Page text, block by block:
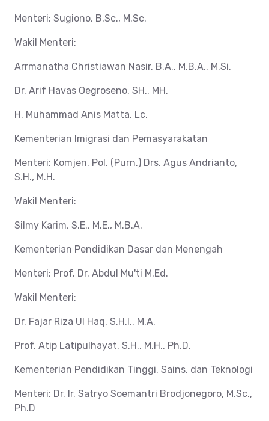
Menteri: Sugiono, B.Sc., M.Sc.
Wakil Menteri:
Arrmanatha Christiawan Nasir, B.A., M.B.A., M.Si.
Dr. Arif Havas Oegroseno, SH., MH.
H. Muhammad Anis Matta, Lc.
Kementerian Imigrasi dan Pemasyarakatan
Menteri: Komjen. Pol. (Purn.) Drs. Agus Andrianto,
S.H., M.H.
Wakil Menteri:
Silmy Karim, S.E., M.E., M.B.A.
Kementerian Pendidikan Dasar dan Menengah
Menteri: Prof. Dr. Abdul Mu'ti M.Ed.
Wakil Menteri:
Dr. Fajar Riza Ul Haq, S.H.I., M.A.
Prof. Atip Latipulhayat, S.H., M.H., Ph.D.
Kementerian Pendidikan Tinggi, Sains, dan Teknologi
Menteri: Dr. Ir. Satryo Soemantri Brodjonegoro, M.Sc.,
Ph.D